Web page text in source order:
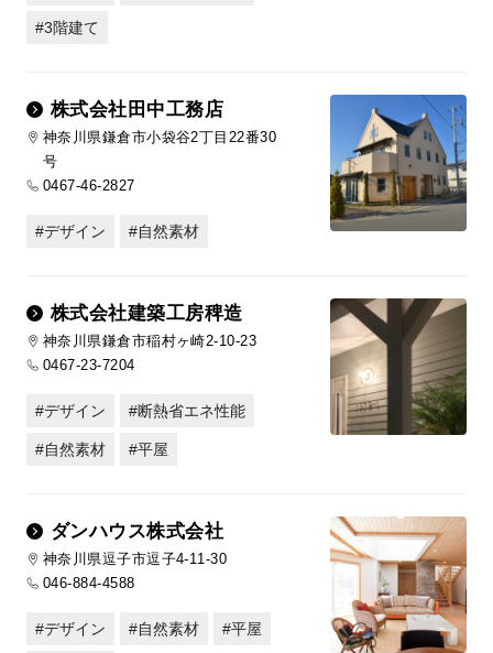
3階建て
株式会社田中工務店
神奈川県鎌倉市小袋谷2丁目22番30
号
0467-46-2827
デザイン 自然素材
株式会社建築工房稗造
神奈川県鎌倉市稲村ヶ崎2-10-23
0467-23-7204
デザイン 断熱省エネ性能
自然素材 平屋
ダンハウス株式会社
神奈川県逗子市逗子4-11-30
046-884-4588
デザイン 自然素材 平屋